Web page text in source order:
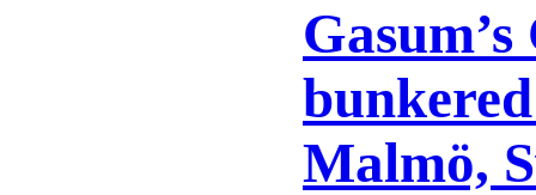
Malmö,